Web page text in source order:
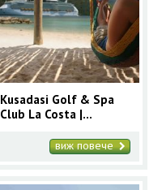
Kusadasi Golf & Spa
Club La Costa |
виж повече